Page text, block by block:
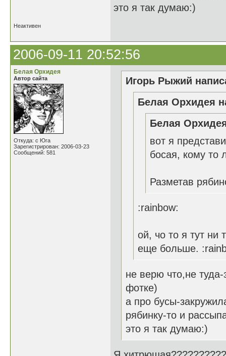
это я так думаю:)
Неактивен
2006-09-11 20:52:56
Белая Орхидея
Автор сайта
Откуда: с Юга
Зарегистрирован: 2006-03-23
Сообщений: 581
Игорь Рыжий
Белая Орхидея
Белая
вот я
босая, кому то
Разметав
:rainbow:
ой, чо то я тут ни
еще больше.
не верю что,не
фотке)
а про бусы-
рябинку-то и
это я так думаю:)